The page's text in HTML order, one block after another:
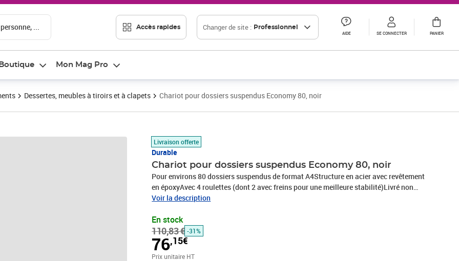
... Accès rapides Changer de site : Professionnel
AIDE SE CONNECTER PANIER
Boutique Mon Mag Pro
Dessertes, meubles à tiroirs et à clapets Chariot pour dossiers suspendus Economy 80, noir
Livraison offerte
Durable
Chariot pour dossiers suspendus Economy 80, noir
Pour environs 80 dossiers suspendus de format A4Structure en acier avec revêtement
en époxyAvec 4 roulettes (dont 2 avec freins pour une meilleure stabilité)Livré non
montéDimensions extérieures : (L)655 x (P)368 x (H)592 mm
Voir la description
En stock
110,83 €
Prix barré 110,83 €
-31%
76,15€
Prix 76,15€
Prix unitaire HT